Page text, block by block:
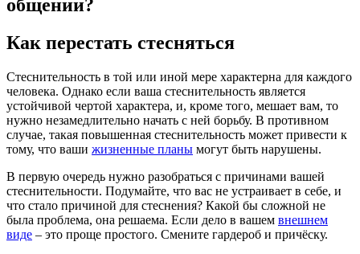
общении?
Как перестать стесняться
Стеснительность в той или иной мере характерна для каждого
человека. Однако если ваша стеснительность является
устойчивой чертой характера, и, кроме того, мешает вам, то
нужно незамедлительно начать с ней борьбу. В противном
случае, такая повышенная стеснительность может привести к
тому, что ваши жизненные планы могут быть нарушены.
В первую очередь нужно разобраться с причинами вашей
стеснительности. Подумайте, что вас не устраивает в себе, и
что стало причиной для стеснения? Какой бы сложной не
была проблема, она решаема. Если дело в вашем внешнем
виде – это проще простого. Смените гардероб и причёску.